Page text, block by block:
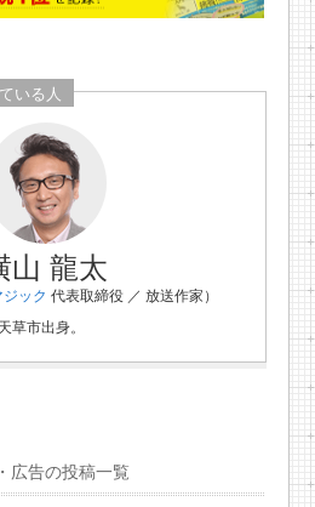
いる人
山 龍太
ック 代表取締役 ／ 放送作家）
草市出身。
広告の投稿一覧